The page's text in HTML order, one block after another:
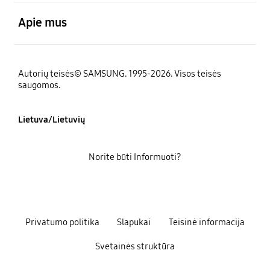
Apie mus
Autorių teisės© SAMSUNG. 1995-2026. Visos teisės
saugomos.
Lietuva/Lietuvių
Privatumo politika Slapukai Teisinė informacija
Svetainės struktūra
Norite būti Informuoti?